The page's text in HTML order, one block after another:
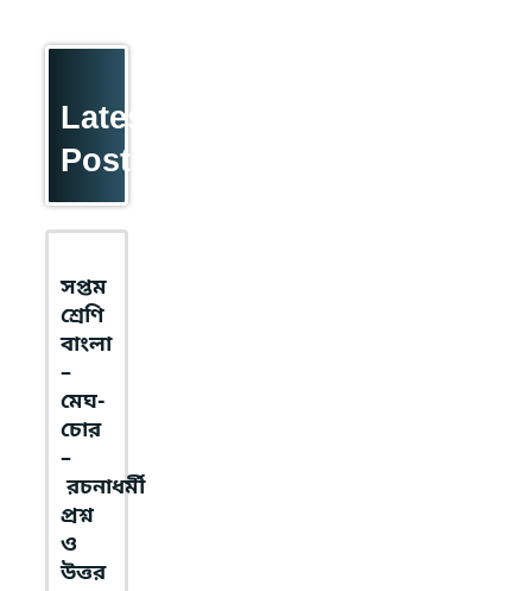
Latest
Posts
সপ্তম
শ্রেণি
বাংলা
–
মেঘ-
চোর
–
রচনাধর্মী
প্রশ্ন
ও
উত্তর